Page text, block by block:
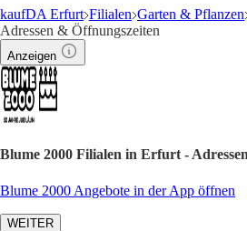
kaufDA Erfurt Filialen Garten & Pflanzen
Adressen & Öffnungszeiten
Anzeigen
Blume 2000 Filialen in Erfurt -
Blume 2000 Angebote in der App öffnen
WEITER